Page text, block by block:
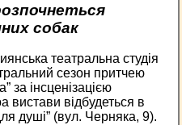
собак
театральна студія
сезон притчею
за інсценізацією
вистави відбудеться в
душі” (вул. Черняка, 9).